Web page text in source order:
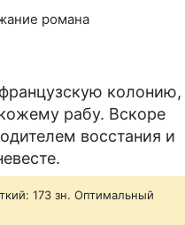
романа
колонию,
рабу. Вскоре
восстания и
173 зн. Оптимальный